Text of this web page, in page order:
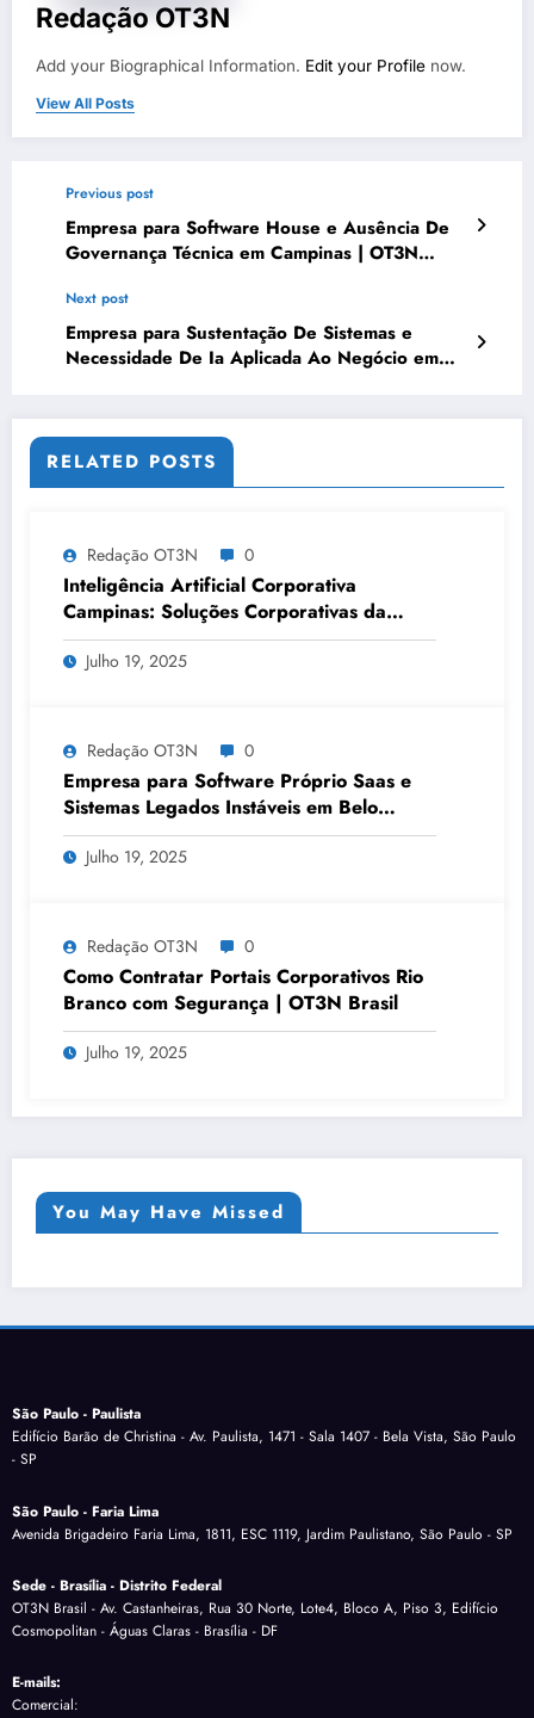
Redação OT3N
Add your Biographical Information. Edit your Profile now.
View All Posts
Previous post
Empresa para Software House e Ausência De
Governança Técnica em Campinas | OT3N
Next post
Empresa para Sustentação De Sistemas e
Necessidade De Ia Aplicada Ao Negócio em
RELATED POSTS
Redação OT3N 0
Inteligência Artificial Corporativa
Campinas: Soluções Corporativas da
OT3N Brasil – Guia 3083
Julho 19, 2025
Redação OT3N 0
Empresa para Software Próprio Saas e
Sistemas Legados Instáveis em Belo
Horizonte | OT3N Brasil – Guia 3449
Julho 19, 2025
Redação OT3N 0
Como Contratar Portais Corporativos Rio
Branco com Segurança | OT3N Brasil
Julho 19, 2025
You May Have Missed
São Paulo - Paulista
Edifício Barão de Christina - Av. Paulista, 1471 - Sala 1407 - Bela Vista, São Paulo
- SP
São Paulo - Faria Lima
Avenida Brigadeiro Faria Lima, 1811, ESC 1119, Jardim Paulistano, São Paulo - SP
Sede - Brasília - Distrito Federal
OT3N Brasil - Av. Castanheiras, Rua 30 Norte, Lote4, Bloco A, Piso 3, Edifício
Cosmopolitan - Águas Claras - Brasília - DF
E-mails:
Comercial: